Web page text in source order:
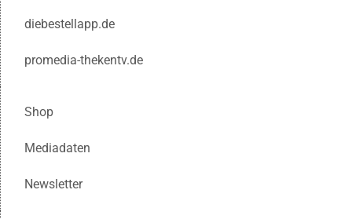
diebestellapp.de
promedia-thekentv.de
Shop
Mediadaten
Newsletter